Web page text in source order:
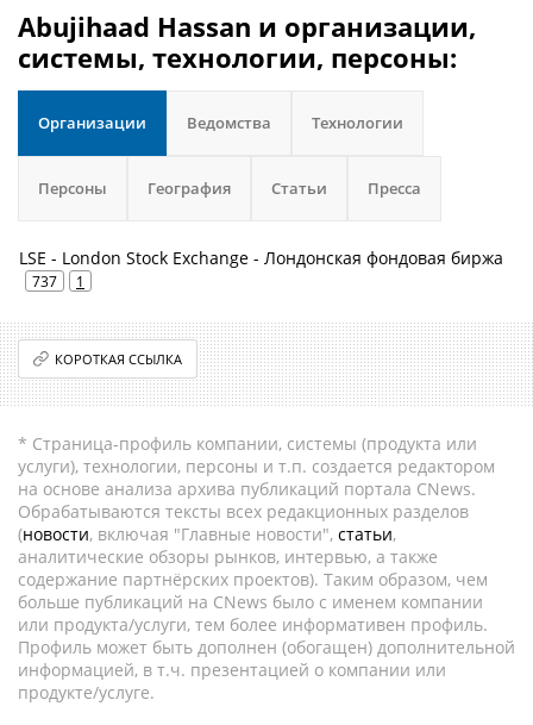
Abujihaad Hassan и организации,
системы, технологии, персоны:
Организации Ведомства Технологии
Персоны География Статьи Пресса
LSE - London Stock Exchange - Лондонская фондовая биржа
737 1
КОРОТКАЯ ССЫЛКА
* Страница-профиль компании, системы (продукта или
услуги), технологии, персоны и т.п. создается редактором
на основе анализа архива публикаций портала CNews.
Обрабатываются тексты всех редакционных разделов
(новости, включая "Главные новости", статьи,
аналитические обзоры рынков, интервью, а также
содержание партнёрских проектов). Таким образом, чем
больше публикаций на CNews было с именем компании
или продукта/услуги, тем более информативен профиль.
Профиль может быть дополнен (обогащен) дополнительной
информацией, в т.ч. презентацией о компании или
продукте/услуге.